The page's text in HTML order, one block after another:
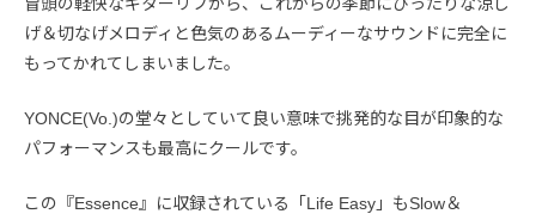
げ＆切なげメロディと色気のあるムーディーなサウンドに完全に
もってかれてしまいました。
YONCE(Vo.)の堂々としていて良い意味で挑発的な目が印象的な
パフォーマンスも最高にクールです。
この『Essence』に収録されている「Life Easy」もSlow＆